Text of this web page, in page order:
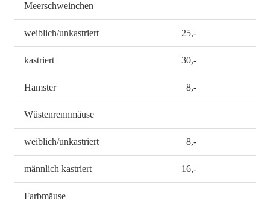
Meerschweinchen
weiblich/unkastriert 25,-
kastriert 30,-
Hamster 8,-
Wüstenrennmäuse
weiblich/unkastriert 8,-
männlich kastriert 16,-
Farbmäuse